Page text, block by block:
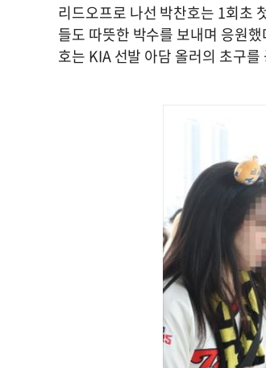
리드오프로 나선 박찬호는 1회초
들도 따뜻한 박수를 보내며 응원
호는 KIA 선발 아담 올러의 초구